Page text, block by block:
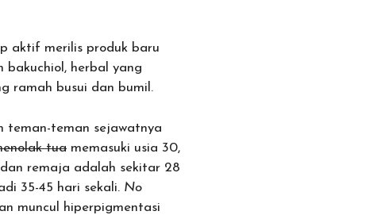
aktif merilis produk baru
bakuchiol, herbal yang
ramah busui dan bumil.
teman-teman sejawatnya
tua memasuki usia 30,
remaja adalah sekitar 28
35-45 hari sekali. No
muncul hiperpigmentasi